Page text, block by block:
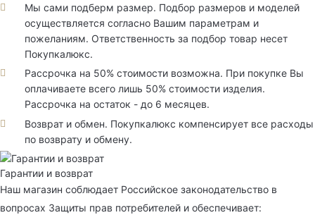
Мы сами подберм размер. Подбор размеров и моделей
осуществляется согласно Вашим параметрам и
пожеланиям. Ответственность за подбор товар несет
Покупкалюкс.
Рассрочка на 50% стоимости возможна. При покупке Вы
оплачиваете всего лишь 50% стоимости изделия.
Рассрочка на остаток - до 6 месяцев.
Возврат и обмен. Покупкалюкс компенсирует все расходы
по возврату и обмену.
Гарантии и возврат
Наш магазин соблюдает Российское законодательство в
вопросах Защиты прав потребителей и обеспечивает: